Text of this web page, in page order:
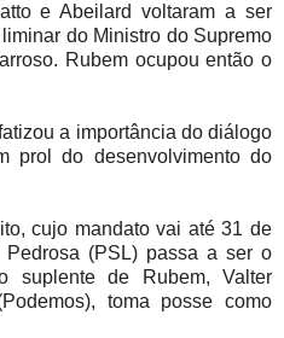
e Abeilard voltaram a ser
do Ministro do Supremo
Rubem ocupou então o
a importância do diálogo
prol do desenvolvimento do
cujo mandato vai até 31 de
(PSL) passa a ser o
suplente de Rubem, Valter
toma posse como